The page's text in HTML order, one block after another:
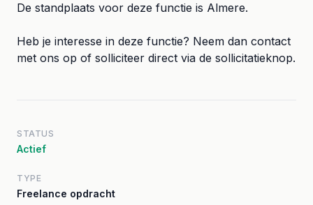
De standplaats voor deze functie is Almere.
Heb je interesse in deze functie? Neem dan contact
met ons op of solliciteer direct via de sollicitatieknop.
STATUS
Actief
TYPE
Freelance opdracht